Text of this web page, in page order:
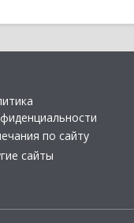
по сайту
сайты